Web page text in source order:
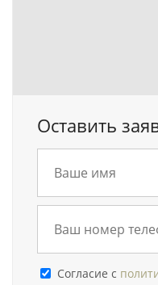
Оставить
Cогласие с